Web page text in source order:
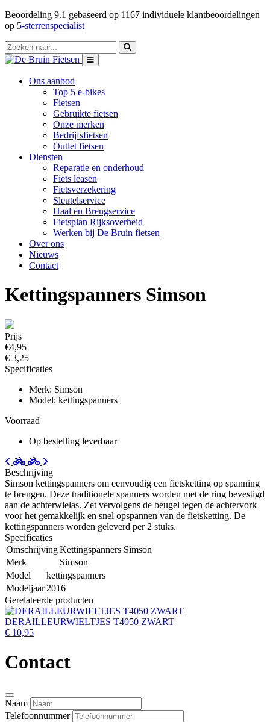
Beoordeling 9.1 gebaseerd op 1167 individuele klantbeoordelingen
op 5-sterrenspecialist
Ons aanbod
Top 5 e-bikes
Fietsen
Gebruikte fietsen
Onze merken
Bedrijfsfietsen
Outlet fietsen
Diensten
Reparatie en onderhoud
Fiets leasen
Fietsverzekering
Sleutelservice
Haal en Brengservice
Fietsplan Rijksoverheid
Werken bij De Bruin fietsen
Over ons
Nieuws
Contact
Kettingspanners Simson
Prijs
€4,95
€ 3,25
Specificaties
Merk: Simson
Model: kettingspanners
Voorraad
Op bestelling leverbaar
Beschrijving
Simson kettingspanners om eenvoudig een fietsketting op spanning
te brengen. Deze traditionele spanners worden met de ring bevestigd
aan de achterwielas. Zet vervolgens de beugel tegen de achtervork
voor het gemakkelijk en snel opspannen van de fietsketting. De
kettingspanners worden geleverd per 2 stuks.
Specificaties
OmschrijvingKettingspanners Simson
Merk
Simson
Model
kettingspanners
Modeljaar 2016
Gerelateerde producten
DERAILLEURWIELTJES T4050 ZWART
€ 10,95
Contact
Naam
Telefoonnummer